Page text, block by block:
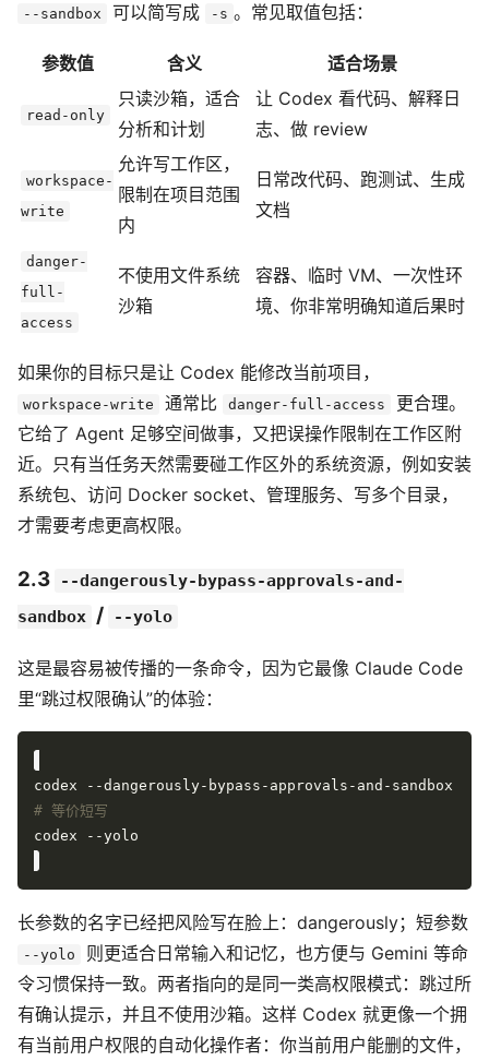
--sandbox 可以简写成 -s 。常见取值包括：
参数值 含义 适合场景
read-only
只读沙箱，适合
分析和计划
让 Codex 看代码、解释日
志、做 review
workspace-
write
允许写工作区，
限制在项目范围
内
日常改代码、跑测试、生成
文档
danger-
full-
access
不使用文件系统
沙箱
容器、临时 VM、一次性环
境、你非常明确知道后果时
如果你的目标只是让 Codex 能修改当前项目，
workspace-write 通常比 danger-full-access
更合理。
它给了 Agent 足够空间做事，又把误操作限制在工作区附
近。只有当任务天然需要碰工作区外的系统资源，例如安装
系统包、访问 Docker socket、管理服务、写多个目录，
才需要考虑更高权限。
2.3
--dangerously-bypass-approvals-and-
sandbox / --yolo
这是最容易被传播的一条命令，因为它最像 Claude Code
里“跳过权限确认”的体验：
# 等价短写
长参数的名字已经把风险写在脸上：dangerously；短参数
--yolo
则更适合日常输入和记忆，也方便与 Gemini 等命
令习惯保持一致。两者指向的是同一类高权限模式：跳过所
有确认提示，并且不使用沙箱。这样 Codex 就更像一个拥
有当前用户权限的自动化操作者：你当前用户能删的文件，